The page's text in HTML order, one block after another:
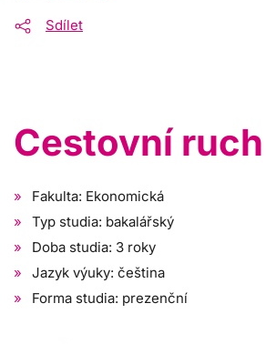
Sdílet
Cestovní ruch
Fakulta: Ekonomická
Typ studia: bakalářský
Doba studia: 3 roky
Jazyk výuky: čeština
Forma studia: prezenční